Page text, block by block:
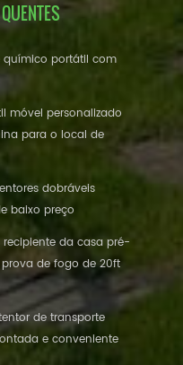
químico portátil com
móvel personalizado
para o local de
dobráveis
baixo preço
da casa pré-
de fogo de 20ft
de transporte
e conveniente